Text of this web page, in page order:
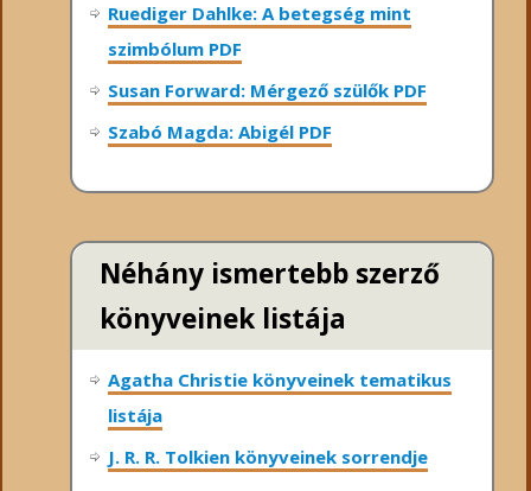
Ruediger Dahlke: A betegség mint
szimbólum PDF
Susan Forward: Mérgező szülők PDF
Szabó Magda: Abigél PDF
Néhány ismertebb szerző
könyveinek listája
Agatha Christie könyveinek tematikus
listája
J. R. R. Tolkien könyveinek sorrendje